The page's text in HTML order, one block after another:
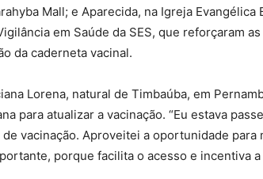
Mall; e Aparecida, na Igreja
em Saúde da SES, que reforçaram
da caderneta vacinal.
Lorena, natural de Timbaúba, em
para atualizar a vacinação. “Eu estava
vacinação. Aproveitei a oportunidade para
porque facilita o acesso e incentiva